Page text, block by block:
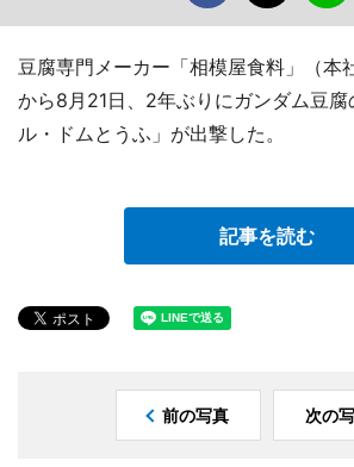
豆腐専門メーカー「相模屋食料」（本
から8月21日、2年ぶりにガンダム豆
ル・ドムとうふ」が出撃した。
記事を読む
前の写真 次の